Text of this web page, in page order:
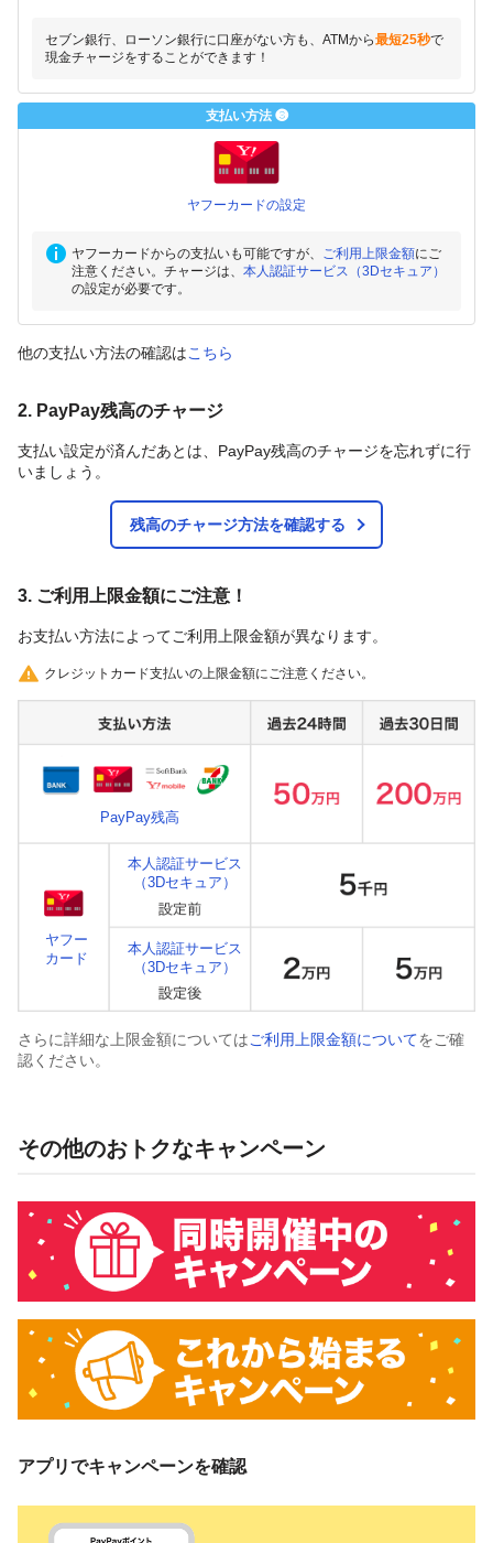
セブン銀行、ローソン銀行に口座がない方も、ATMから最短25秒で
現金チャージをすることができます！
支払い方法 ❸
ヤフーカードの設定
ヤフーカードからの支払いも可能ですが、 ご利用上限金額にご
注意ください。チャージは、 本人認証サービス（3Dセキュア）
の設定が必要です。
他の支払い方法の確認はこちら
2. PayPay残高のチャージ
支払い設定が済んだあとは、PayPay残高のチャージを忘れずに行
いましょう。
残高のチャージ方法を確認する
3. ご利用上限金額にご注意！
お支払い方法によってご利用上限金額が異なります。
クレジットカード支払いの上限金額にご注意ください。
PayPay残高
ヤフー
カード
本人認証サービス
（3Dセキュア）
本人認証サービス
（3Dセキュア）
さらに詳細な上限金額についてはご利用上限金額についてをご確
認ください。
その他のおトクなキャンペーン
アプリでキャンペーンを確認